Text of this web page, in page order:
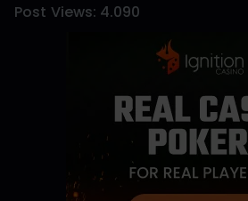
Post Views: 4.090